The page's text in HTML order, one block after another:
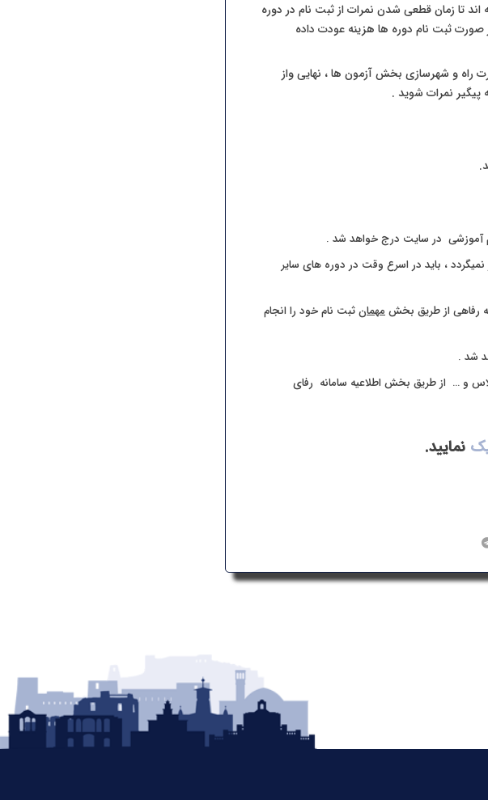
های ورود به حرفه مهر 1402 که نمرات 48 و 49 گرفته اند تا زمان قطعی شدن نمرات از ثبت نام در دوره
صورت ثبت نام دوره ها هزینه عودت داده
راه و شهرسازی بخش آزمون ها ، نهایی واز
پیگیر نمرات شوید .
آموزشی در سایت درج خواهد شد .
نمیگردد ، باید در اسرع وقت در دوره های سایر
رفاهی از طریق بخشمهمانثبت نام خود را انجام
و … از طریق بخش اطلاعیه سامانه رفای
نمایید.